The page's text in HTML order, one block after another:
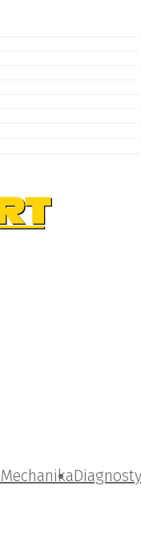
Mechanika